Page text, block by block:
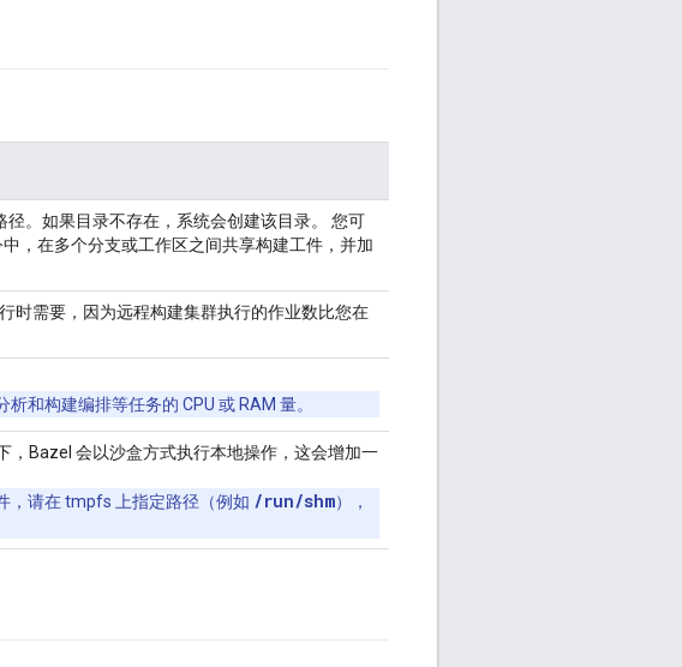
。如果目录不存在，系统会创建该目录。 您可
，在多个分支或工作区之间共享构建工件，并加
时需要，因为远程构建集群执行的作业数比您在
和构建编排等任务的 CPU 或 RAM 量。
，Bazel 会以沙盒方式执行本地操作，这会增加一
，请在 tmpfs 上指定路径（例如 /run/shm），